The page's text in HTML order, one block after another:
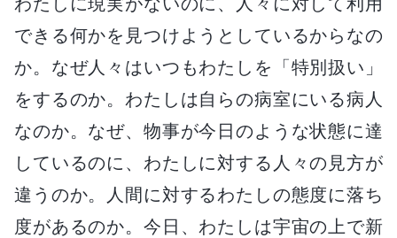
できる何かを見つけようとしているからなの
か。なぜ人々はいつもわたしを「特別扱い」
をするのか。わたしは自らの病室にいる病人
なのか。なぜ、物事が今日のような状態に達
しているのに、わたしに対する人々の見方が
違うのか。人間に対するわたしの態度に落ち
度があるのか。今日、わたしは宇宙の上で新